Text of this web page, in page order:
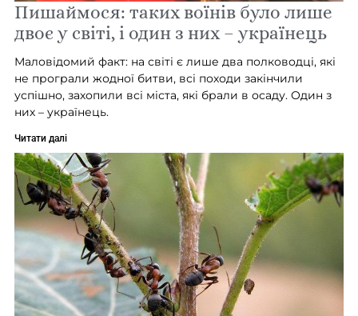
Пишаймося: таких воїнів було лише
двоє у світі, і один з них – українець
Маловідомий факт: на світі є лише два полководці, які
не програли жодної битви, всі походи закінчили
успішно, захопили всі міста, які брали в осаду. Один з
них – українець.
Читати далі